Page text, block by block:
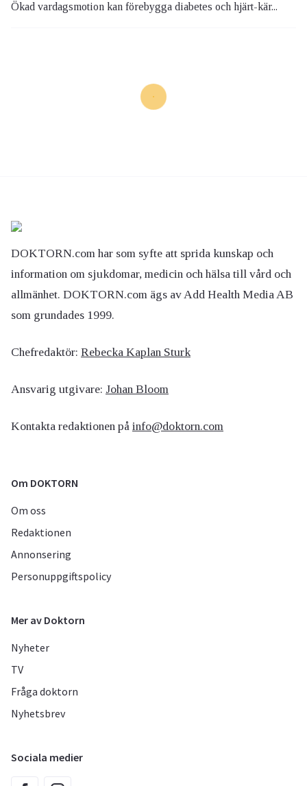
Ökad vardagsmotion kan förebygga diabetes och hjärt-kär...
DOKTORN.com har som syfte att sprida kunskap och
information om sjukdomar, medicin och hälsa till vård och
allmänhet. DOKTORN.com ägs av Add Health Media AB
som grundades 1999.
Chefredaktör: Rebecka Kaplan Sturk
Ansvarig utgivare: Johan Bloom
Kontakta redaktionen på info@doktorn.com
Om DOKTORN
Om oss
Redaktionen
Annonsering
Personuppgiftspolicy
Mer av Doktorn
Nyheter
TV
Fråga doktorn
Nyhetsbrev
Sociala medier